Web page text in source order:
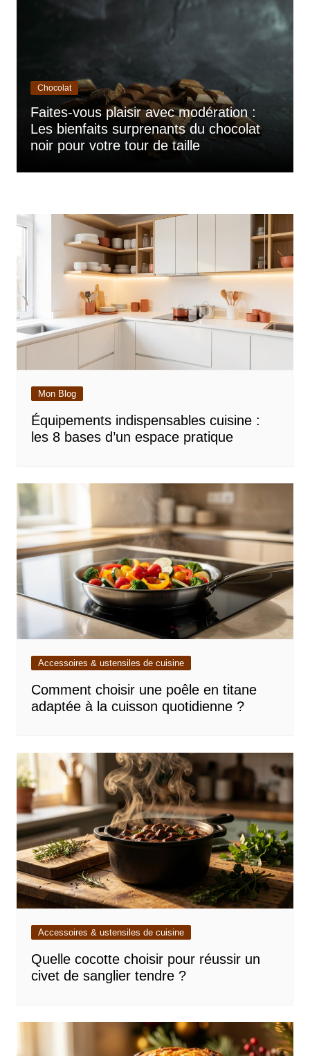
Chocolat
Faites-vous plaisir avec modération :
Les bienfaits surprenants du chocolat
noir pour votre tour de taille
Mon Blog
Équipements indispensables cuisine :
les 8 bases d’un espace pratique
Accessoires & ustensiles de cuisine
Comment choisir une poêle en titane
adaptée à la cuisson quotidienne ?
Accessoires & ustensiles de cuisine
Quelle cocotte choisir pour réussir un
civet de sanglier tendre ?